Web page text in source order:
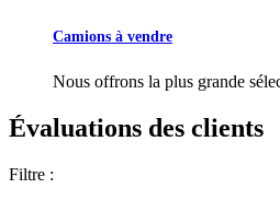
Camions à vendre
Nous offrons la plus grande
Évaluations des clients
Filtre :